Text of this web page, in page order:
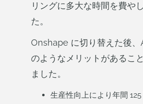
リングに多大な時間を費や
た。
Onshape に切り替えた後、
のようなメリットがあるこ
ました。
生産性向上により年間